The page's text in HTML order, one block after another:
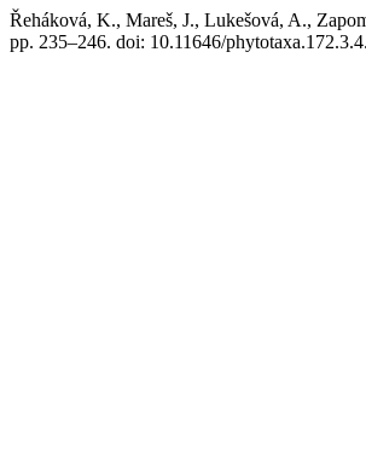
Řeháková, K., Mareš, J., Lukešová, A.,
pp. 235–246. doi: 10.11646/phytotaxa.172.3.4.